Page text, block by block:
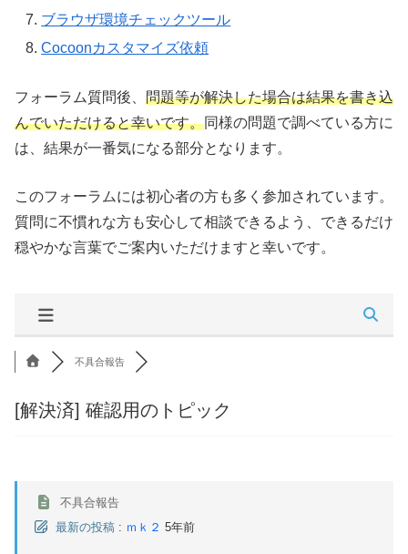
ブラウザ環境チェックツール
Cocoonカスタマイズ依頼
フォーラム質問後、 問題等が解決した場合は結果を書き込
んでいただけると幸いです。同様の問題で調べている方に
は、結果が一番気になる部分となります。
このフォーラムには初心者の方も多く参加されています。
質問に不慣れな方も安心して相談できるよう、できるだけ
穏やかな言葉でご案内いただけますと幸いです。
不具合報告
[解決済] 確認用のトピック
不具合報告
最新の投稿 : ｍｋ２ 5年前